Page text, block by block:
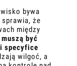
bywa
sprawia, że
między
być
specyfice
wilgoć, a